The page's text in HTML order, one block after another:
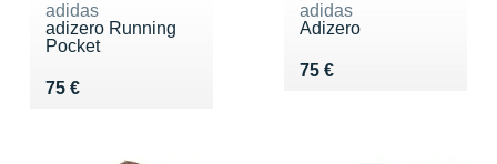
adidas
adizero Running
Pocket
75 €
Vendu 75 €
adidas
Adizero
75 €
Vendu 75 €